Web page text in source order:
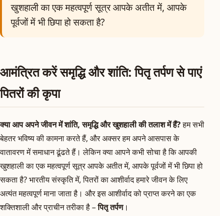
खुशहाली का एक महत्वपूर्ण सूत्र आपके अतीत में, आपके
पूर्वजों में भी छिपा हो सकता है?
आमंत्रित करें समृद्धि और शांति: पितृ तर्पण से पाएं
पितरों की कृपा
क्या आप अपने जीवन में शांति, समृद्धि और खुशहाली की तलाश में हैं?हम सभी
बेहतर भविष्य की कामना करते हैं, और अक्सर हम अपने आसपास के
वातावरण में समाधान ढूंढते हैं। लेकिन क्या आपने कभी सोचा है कि आपकी
खुशहाली का एक महत्वपूर्ण सूत्र आपके अतीत में, आपके पूर्वजों में भी छिपा हो
सकता है? भारतीय संस्कृति में, पितरों का आशीर्वाद हमारे जीवन के लिए
अत्यंत महत्वपूर्ण माना जाता है। और इस आशीर्वाद को प्राप्त करने का एक
शक्तिशाली और प्राचीन तरीका है –पितृ तर्पण।